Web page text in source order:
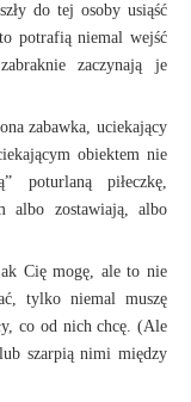
do tej osoby usiąść
potrafią niemal wejść
zaczynają je
zabawka, uciekający
obiektem nie
poturlaną piłeczkę,
albo zostawiają, albo
Cię mogę, ale to nie
tylko niemal muszę
co od nich chcę. (Ale
szarpią nimi między